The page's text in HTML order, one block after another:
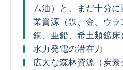
ム油）と、まだ十分
業資源（鉄、金、ウラ
銅、亜鉛、希土類鉱床
水力発電の潜在力
広大な森林資源（炭素